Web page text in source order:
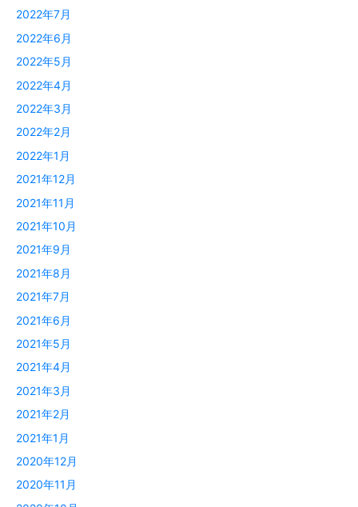
2022年7月
2022年6月
2022年5月
2022年4月
2022年3月
2022年2月
2022年1月
2021年12月
2021年11月
2021年10月
2021年9月
2021年8月
2021年7月
2021年6月
2021年5月
2021年4月
2021年3月
2021年2月
2021年1月
2020年12月
2020年11月